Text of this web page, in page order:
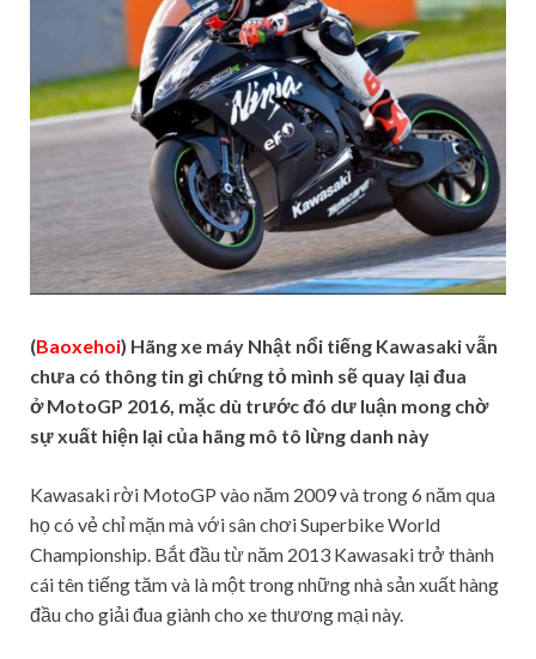
(Baoxehoi) Hãng xe máy Nhật nổi tiếng Kawasaki vẫn
chưa có thông tin gì chứng tỏ mình sẽ quay lại đua
ở MotoGP 2016, mặc dù trước đó dư luận mong chờ
sự xuất hiện lại của hãng mô tô lừng danh này
Kawasaki rời MotoGP vào năm 2009 và trong 6 năm qua
họ có vẻ chỉ mặn mà với sân chơi Superbike World
Championship. Bắt đầu từ năm 2013 Kawasaki trở thành
cái tên tiếng tăm và là một trong những nhà sản xuất hàng
đầu cho giải đua giành cho xe thương mại này.